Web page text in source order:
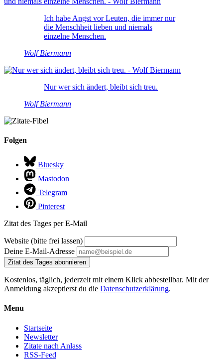
Ich habe Angst vor Leuten, die immer nur
die Menschheit lieben und niemals
einzelne Menschen.
Wolf Biermann
Nur wer sich ändert, bleibt sich treu.
Wolf Biermann
Folgen
Bluesky
Mastodon
Telegram
Pinterest
Zitat des Tages per E-Mail
Website (bitte frei lassen)
Deine E-Mail-Adresse
Zitat des Tages abonnieren
Kostenlos, täglich, jederzeit mit einem Klick abbestellbar. Mit der
Anmeldung akzeptierst du die Datenschutzerklärung.
Menu
Startseite
Newsletter
Zitate nach Anlass
RSS-Feed